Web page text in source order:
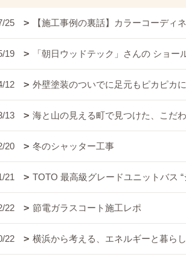
25 【施工事例の裏話】カラーコーディ
19 「朝日ウッドテック」さんの ショー
12 外壁塗装のついでに足元もピカピカ
13 海と山の見える町で見つけた、こだ
20 冬のシャッター工事
21 TOTO 最高級グレードユニットバス “
22 節電ガラスコート施工レポ
22 横浜から考える、エネルギーと暮ら